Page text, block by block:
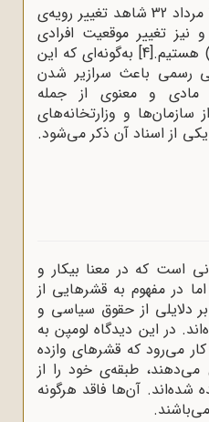
به همین خاطر پس از 28 مرداد 32 شاهد تغییر رویه‌ی
تغییر موقعیت افرادی
هستیم.[4]
به‌گونه‌ای که این
رسمی باعث سرازیر شدن
و معنوی از جمله
سازمان‌ها و وزارتخانه‌های
از اسناد آن ذکر می‌شود.
است که در معنا بیکار و
در مفهوم به قشرهایی از
دلایلی از حقوق سیاسی و
در این دیدگاه لومپن به
می‌رود که قشرهای وازده
طبقه‌ی خود را از
آن‌ها فاقد هرگونه